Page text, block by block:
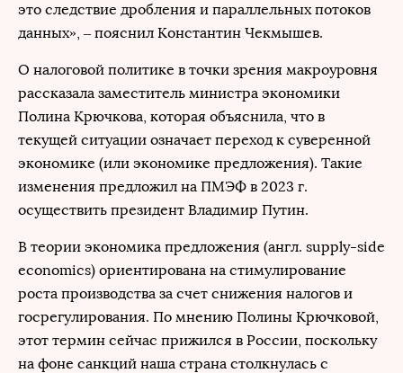
это следствие дробления и параллельных потоков
данных», – пояснил Константин Чекмышев.
О налоговой политике в точки зрения макроуровня
рассказала заместитель министра экономики
Полина Крючкова, которая объяснила, что в
текущей ситуации означает переход к суверенной
экономике (или экономике предложения). Такие
изменения предложил на ПМЭФ в 2023 г.
осуществить президент Владимир Путин.
В теории экономика предложения (англ. supply-side
economics) ориентирована на стимулирование
роста производства за счет снижения налогов и
госрегулирования. По мнению Полины Крючковой,
этот термин сейчас прижился в России, поскольку
на фоне санкций наша страна столкнулась с